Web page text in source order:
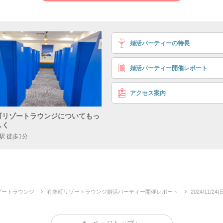
男性 出会いに前向きな方
女性 出会いに前向きな方
リゾートラウンジについてもっ
徒歩1分
婚活パーティーの特長
婚活パーティー開催レポート
アクセス案内
トラウンジ 有楽町リゾートラウンジ婚活パーティー開催レポート 2024/11/24(